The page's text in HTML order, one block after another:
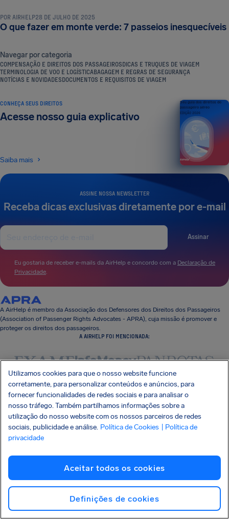
POR AIRHELP28 DE JULHO DE 2025
O que fazer em monte verde: 7 passeios inesquecíveis
Navegar por categoria
COMPENSAÇÃO E DIREITOS DOS PASSAGEIROSDICAS E TRUQUES DE VIAGEM
TERMINOLOGIA DE VOO E LOGÍSTICABAGAGEM E REGRAS DE SEGURANÇA
NOTÍCIAS E NOVIDADESDOCUMENTOS E REQUISITOS DE VIAGEM
ASSINE NOSSA NEWSLETTER
Receba dicas exclusivas diretamente por e-mail
Assinar
Eu gostaria de receber e-mails da AirHelp e concordo com a Declaração de
Privacidade
CONHEÇA SEUS DIREITOS
Acesse nosso guia explicativo
Saiba mais
Seu guia dos direitos do
passageiro aéreo
EDIÇÃO 2026
A AirHelp é membro da Associação dos Defensores dos Direitos dos Passageiros
(Association of Passenger Rights Advocates - APRA), cuja missão é promover e
proteger os direitos dos passageiros.
A AIRHELP FOI MENCIONADA:
CONHEÇA SEUS DIREITOS
NOSSA EMPRESA
NOSSOS PRODUTOS
PARCERIAS
SUPORTE
SocialFacebook
Utilizamos cookies para que o nosso website funcione
corretamente, para personalizar conteúdos e anúncios, para
fornecer funcionalidades de redes sociais e para analisar o
nosso tráfego. Também partilhamos informações sobre a
utilização do nosso website com os nossos parceiros de redes
sociais, publicidade e análise. Política de Cookies
| Política de
privacidade
Aceitar todos os cookies
Definições de cookies